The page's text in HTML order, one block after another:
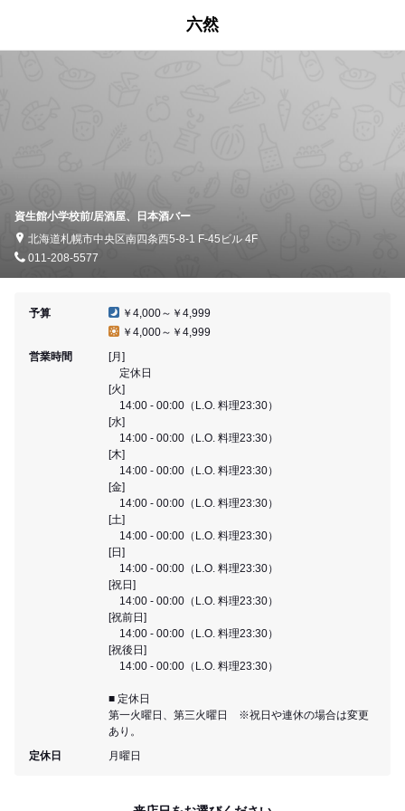
六然
資生館小学校前/居酒屋、日本酒バー
北海道札幌市中央区南四条西5-8-1 F-45ビル 4F
011-208-5577
予算
￥4,000～￥4,999
￥4,000～￥4,999
営業時間
[月]
定休日
[火]
14:00 - 00:00（L.O. 料理23:30）
[水]
14:00 - 00:00（L.O. 料理23:30）
[木]
14:00 - 00:00（L.O. 料理23:30）
[金]
14:00 - 00:00（L.O. 料理23:30）
[土]
14:00 - 00:00（L.O. 料理23:30）
[日]
14:00 - 00:00（L.O. 料理23:30）
[祝日]
14:00 - 00:00（L.O. 料理23:30）
[祝前日]
14:00 - 00:00（L.O. 料理23:30）
[祝後日]
14:00 - 00:00（L.O. 料理23:30）
■ 定休日
第一火曜日、第三火曜日 ※祝日や連休の場合は変更
あり。
定休日
月曜日